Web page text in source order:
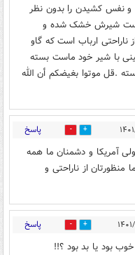
و نفس کشیدن را بدون نظر
است شیرش خشک شده و
ارباب است که گاو
با شیر خود ماست بسته
.قل موتوا بغیضکم أن الله
4 پاسخ
آمریکا و دشمنان ما همه
منظورتان از ناراحتی و
5 پاسخ
بود یا بد بود ؟!!